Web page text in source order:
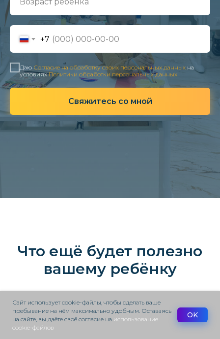
Сайт использует cookie-файлы, чтобы сделать ваше
пребывание на нём максимально удобным. Оставаясь
на сайте, вы даёте своё согласие на использование
cookie-файлов
OK
+7
Даю Согласие на обработку своих персональных данных на
условияхПолитики обработки персональных данных
Свяжитесь со мной
Что ещё будет полезно
вашему ребёнку
У нас 40+ направлений для развития